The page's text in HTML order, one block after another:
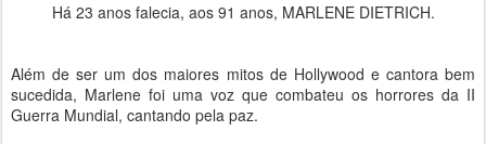
Há 23 anos falecia, aos 91 anos, MARLENE DIETRICH.
Além de ser um dos maiores mitos de Hollywood e cantora bem
sucedida, Marlene foi uma voz que combateu os horrores da II
Guerra Mundial, cantando pela paz.